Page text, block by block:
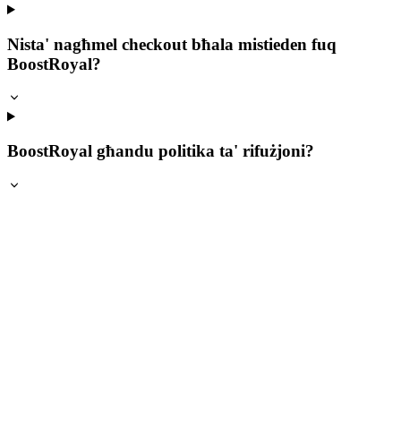
Nista' nagħmel checkout bħala mistieden fuq
BoostRoyal?
BoostRoyal għandu politika ta' rifużjoni?